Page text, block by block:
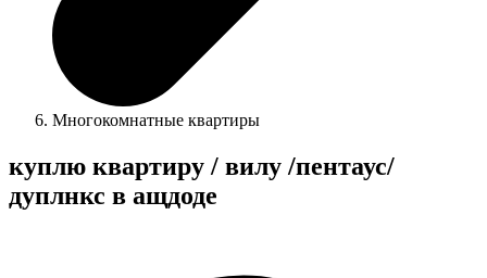
Многокомнатные квартиры
куплю квартиру / вилу /пентаус/
дуплнкс в ащдоде